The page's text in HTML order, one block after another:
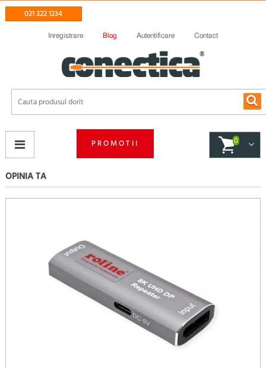
021 322 1234
Inregistrare Blog Autentificare Contact
PROMOTII 0
OPINIA TA